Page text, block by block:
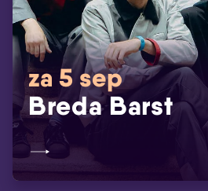
za 5 sep
Breda Barst